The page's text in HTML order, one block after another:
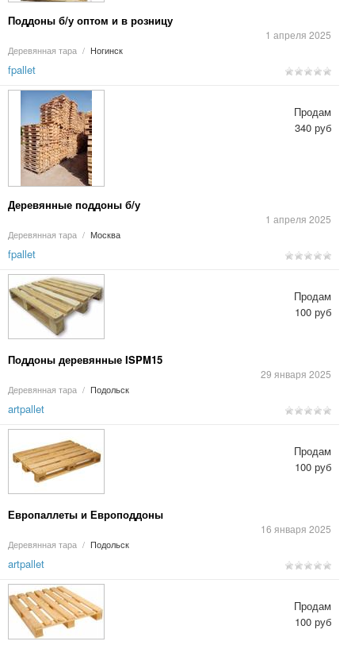
Поддоны б/у оптом и в розницу
1 апреля 2025
Деревянная тара / Ногинск
fpallet
Деревянные поддоны б/у
1 апреля 2025
Деревянная тара / Москва
Продам
340 руб
fpallet
Поддоны деревянные ISPM15
29 января 2025
Деревянная тара / Подольск
Продам
100 руб
artpallet
Европаллеты и Европоддоны
16 января 2025
Деревянная тара / Подольск
Продам
100 руб
artpallet
Продам
100 руб